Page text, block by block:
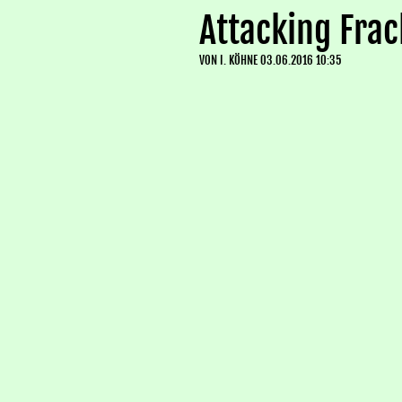
Attacking
VON I. KÖHNE03.06.2016 10:35